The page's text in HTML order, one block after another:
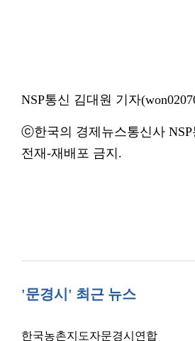
NSP통신 김대원 기자
ⓒ한국의 경제뉴스통신사 NSP
전재-재배포 금지.
'문경시' 최근 뉴스
한국농촌지도자문경시연합